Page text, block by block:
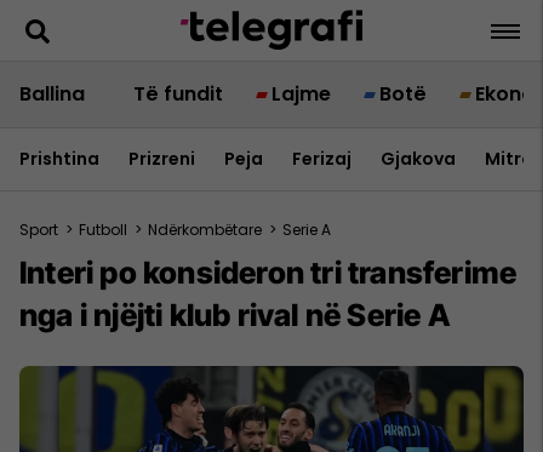
Ballina Të fundit Lajme Botë
Prishtina Prizreni Peja Ferizaj Gjakova
Sport > Futboll > Ndërkombëtare > Serie A
Interi po konsideron tri transferime
nga i njëjti klub rival në Serie A